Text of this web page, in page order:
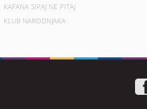
KAFANA SIPAJ NE PITAJ
KLUB NARODNJAKA